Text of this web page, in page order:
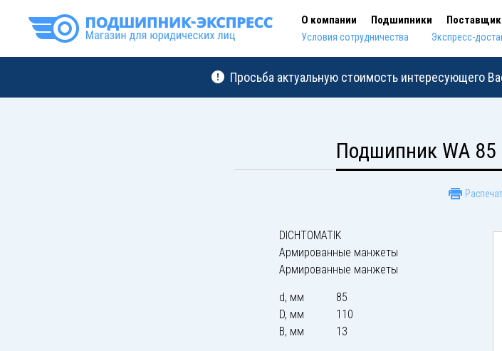
О компании Подшипники
Условия сотрудничества Экспресс-
Просьба актуальную стоимость интересующего
Подшипник WA 85
DICHTOMATIK
Армированные манжеты
Армированные манжеты
d, мм
85
D, мм
110
B, мм
13